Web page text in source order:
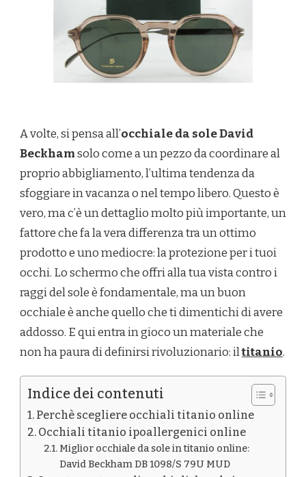
A volte, si pensa all’occhiale da sole David
Beckhamsolo come a un pezzo da coordinare al
proprio abbigliamento, l’ultima tendenza da
sfoggiare in vacanza o nel tempo libero. Questo è
vero, ma c’è un dettaglio molto più importante, un
fattore che fa la vera differenza tra un ottimo
prodotto e uno mediocre: la protezione per i tuoi
occhi. Lo schermo che offri alla tua vista contro i
raggi del sole è fondamentale, ma un buon
occhiale è anche quello che ti dimentichi di avere
addosso. E qui entra in gioco un materiale che
non ha paura di definirsi rivoluzionario: iltitanio.
Indice dei contenuti
Perchè scegliere occhiali titanio online
Occhiali titanio ipoallergenici online
Miglior occhiale da sole in titanio online:
David Beckham DB 1098/S 79U MUD